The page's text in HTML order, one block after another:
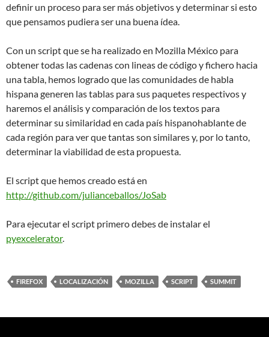
definir un proceso para ser más objetivos y determinar si esto
que pensamos pudiera ser una buena ídea.
Con un script que se ha realizado en Mozilla México para
obtener todas las cadenas con lineas de código y fichero hacia
una tabla, hemos logrado que las comunidades de habla
hispana generen las tablas para sus paquetes respectivos y
haremos el análisis y comparación de los textos para
determinar su similaridad en cada país hispanohablante de
cada región para ver que tantas son similares y, por lo tanto,
determinar la viabilidad de esta propuesta.
El script que hemos creado está en
http://github.com/julianceballos/JoSab
Para ejecutar el script primero debes de instalar el
pyexcelerator.
FIREFOX LOCALIZACIÓN MOZILLA SCRIPT SUMMIT